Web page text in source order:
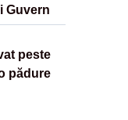
Guvern
peste
pădure